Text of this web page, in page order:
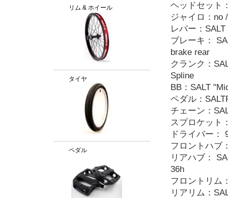
リム & ホイール
タイヤ
ペダル
ヘッドセット
ジャイロ：no
レバー：
ブレーキ：
brake rear
クランク：
Spline
BB：SALT
ペダル：
チェーン：
スプロケット
ドライバー：
フロントハブ
リアハブ：
36h
フロントリム
リアリム：